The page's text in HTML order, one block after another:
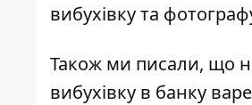
вибухівку та
Також ми писали, що
вибухівку в банку